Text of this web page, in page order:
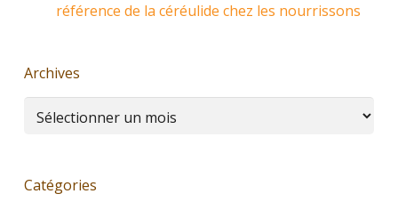
référence de la céréulide chez les nourrissons
Archives
Archives
Catégories